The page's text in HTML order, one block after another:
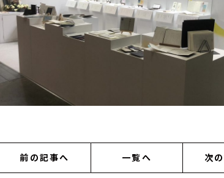
前の記事へ 次
一覧へ